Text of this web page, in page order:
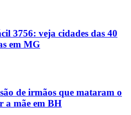
3756: veja cidades das 40
em MG
de irmãos que mataram o
a mãe em BH